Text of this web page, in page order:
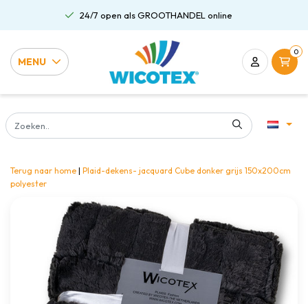
24/7 open als GROOTHANDEL online
MENU
0
Terug naar home | Plaid-dekens- jacquard Cube donker grijs 150x200cm
polyester